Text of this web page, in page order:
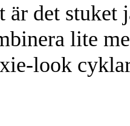
det stuket
lite
look